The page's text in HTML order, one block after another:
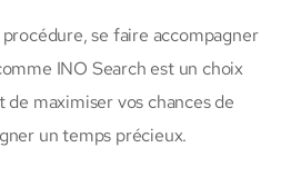
se faire accompagner
INO Search est un choix
maximiser vos chances de
un temps précieux.